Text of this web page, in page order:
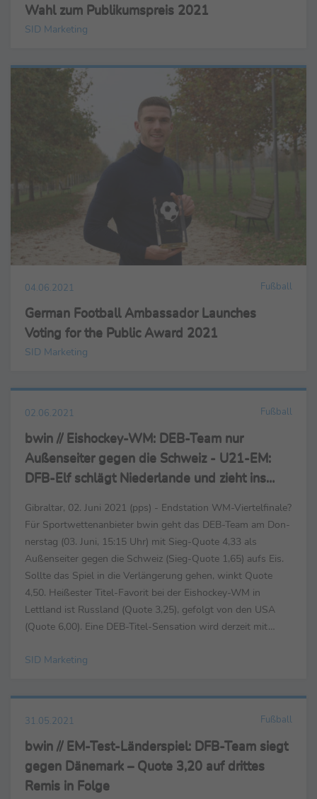
Wahl zum Publikumspreis 2021
SID Marketing
04.06.2021 Fußball
German Football Ambassador Launches
Voting for the Public Award 2021
SID Marketing
02.06.2021 Fußball
bwin // Eishockey-WM: DEB-Team nur
Außenseiter gegen die Schweiz - U21-EM:
DFB-Elf schlägt Niederlande und zieht ins
Gibraltar, 02. Juni 2021 (pps) - Endstation WM-Viertelfinale?
Für Sportwettenanbieter bwin geht das DEB-Team am Don-
nerstag (03. Juni, 15:15 Uhr) mit Sieg-Quote 4,33 als
Außenseiter gegen die Schweiz (Sieg-Quote 1,65) aufs Eis.
Sollte das Spiel in die Verlängerung gehen, winkt Quote
4,50. Heißester Titel-Favorit bei der Eishockey-WM in
Lettland ist Russland (Quote 3,25), gefolgt von den USA
(Quote 6,00). Eine DEB-Titel-Sensation wird derzeit mit
SID Marketing
31.05.2021 Fußball
bwin // EM-Test-Länderspiel: DFB-Team siegt
gegen Dänemark – Quote 3,20 auf drittes
Remis in Folge